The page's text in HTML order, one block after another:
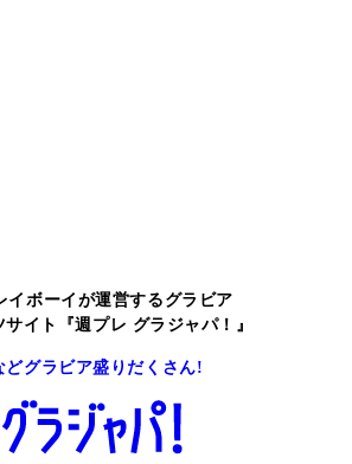
イボーイが運営するグラビア
サイト『週プレ グラジャパ！』
どグラビア盛りだくさん!